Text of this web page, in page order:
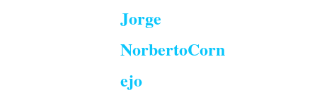
Jorge
NorbertoCorn
ejo